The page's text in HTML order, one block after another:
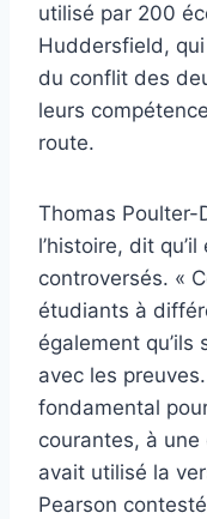
utilisé par 200
Huddersfield,
du conflit des
leurs
route.
Thomas Poulter-
l’histoire, dit
controversés. «
étudiants à
également qu’ils
avec les
fondamental
courantes, à
avait utilisé la
Pearson